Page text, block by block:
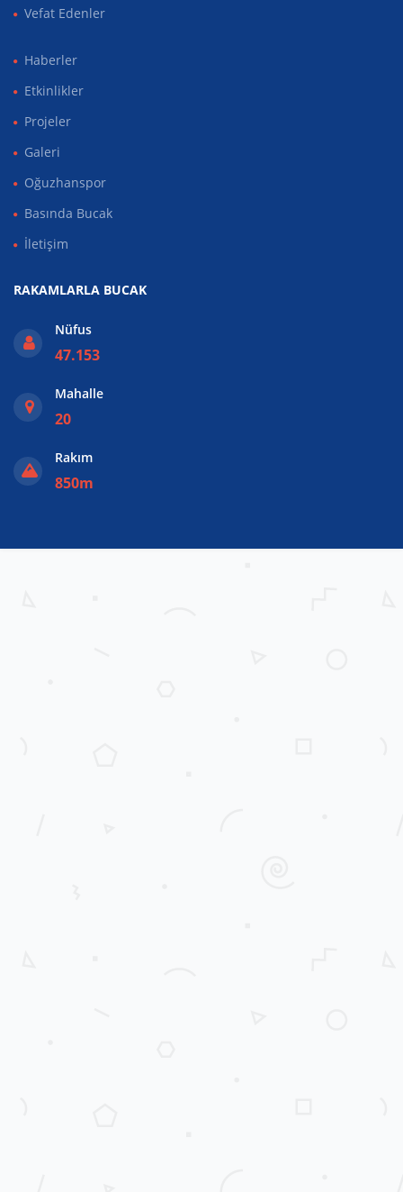
Vefat Edenler
Haberler
Etkinlikler
Projeler
Galeri
Oğuzhanspor
Basında Bucak
İletişim
RAKAMLARLA BUCAK
Nüfus
47.153
Mahalle
20
Rakım
850m